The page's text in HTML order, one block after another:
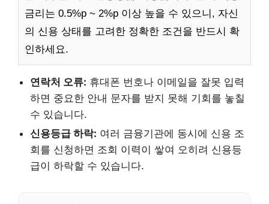
금리는 0.5%p ~ 2%p 이상 높을 수 있으니, 자신
의 신용 상태를 고려한 정확한 조건을 반드시 확
인하세요.
연락처 오류: 휴대폰 번호나 이메일을 잘못 입력
하면 중요한 안내 문자를 받지 못해 기회를 놓칠
수 있습니다.
신용등급 하락: 여러 금융기관에 동시에 신용 조
회를 신청하면 조회 이력이 쌓여 오히려 신용등
급이 하락할 수 있습니다.